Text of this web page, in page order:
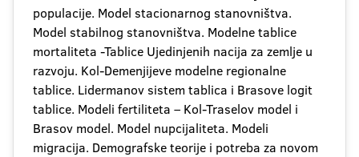
populacije. Model stacionarnog stanovništva.
Model stabilnog stanovništva. Modelne tablice
mortaliteta -Tablice Ujedinjenih nacija za zemlje u
razvoju. Kol-Demenjijeve modelne regionalne
tablice. Lidermanov sistem tablica i Brasove logit
tablice. Modeli fertiliteta – Kol-Traselov model i
Brasov model. Model nupcijaliteta. Modeli
migracija. Demografske teorije i potreba za novom